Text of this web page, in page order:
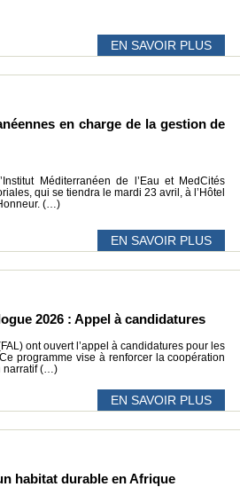
EN SAVOIR PLUS
en charge de la gestion de
Méditerranéen de l’Eau et MedCités
qui se tiendra le mardi 23 avril, à l’Hôtel
(…)
EN SAVOIR PLUS
2026 : Appel à candidatures
ont ouvert l’appel à candidatures pour les
programme vise à renforcer la coopération
narratif (…)
EN SAVOIR PLUS
habitat durable en Afrique